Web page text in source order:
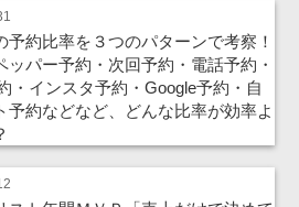
予約比率を３つのパターンで考察！
ッパー予約・次回予約・電話予約・
・インスタ予約・Google予約・自
予約などなど、どんな比率が効率よ